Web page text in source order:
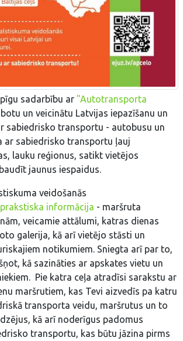
sadarbību ar "Autotransporta
un veicinātu Latvijas iepazīšanu un
sabiedrisko transportu - autobusu un
ar sabiedrisko transportu ļauj
lauku reģionus, satikt vietējos
jaunus iespaidus.
veidošanās
prakstiska informācija - maršruta
veicamie attālumi, katras dienas
galerija, kā arī vietējo stāsti un
notikumiem. Sniegta arī par to,
kā sazināties ar apskates vietu un
Pie katra ceļa atradīsi sarakstu ar
maršrutiem, kas Tevi aizvedīs pa katru
transporta veidu, maršrutus un to
kā arī noderīgus padomus
transportu, kas būtu jāzina pirms